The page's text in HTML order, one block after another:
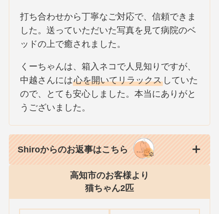
打ち合わせから丁寧なご対応で、信頼できま
した。送っていただいた写真を見て病院のベ
ッドの上で癒されました。
くーちゃんは、箱入ネコで人見知りですが、
中越さんには心を開いてリラックス していた
ので、とても安心しました。本当にありがと
うございました。
Shiroからのお返事はこちら
高知市のお客様より
猫ちゃん2匹